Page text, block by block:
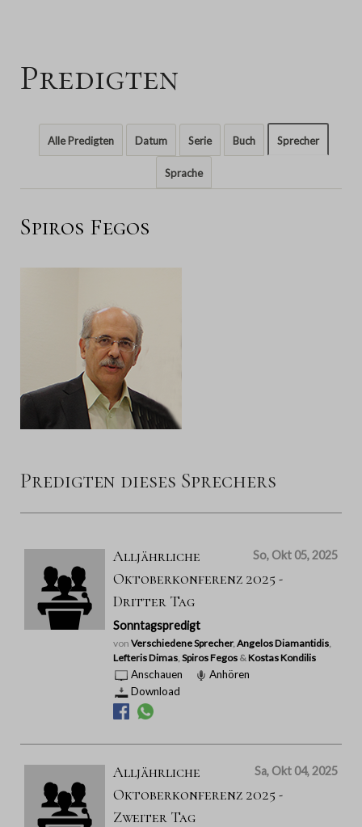
Predigten
Alle Predigten Datum Serie Buch Sprecher
Sprache
Spiros Fegos
Predigten dieses Sprechers
So, Okt 05, 2025
Alljährliche
Oktoberkonferenz 2025 -
Dritter Tag
Sonntagspredigt
von Verschiedene Sprecher, Angelos Diamantidis
Lefteris Dimas Spiros Fegos & Kostas Kondilis
Anschauen
Anhören
Download
Sa, Okt 04, 2025
Alljährliche
Oktoberkonferenz 2025 -
Zweiter Tag